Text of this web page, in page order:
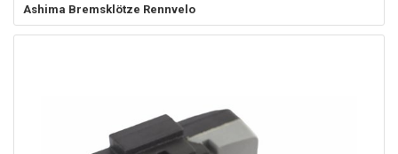
Ashima Bremsklötze Rennvelo